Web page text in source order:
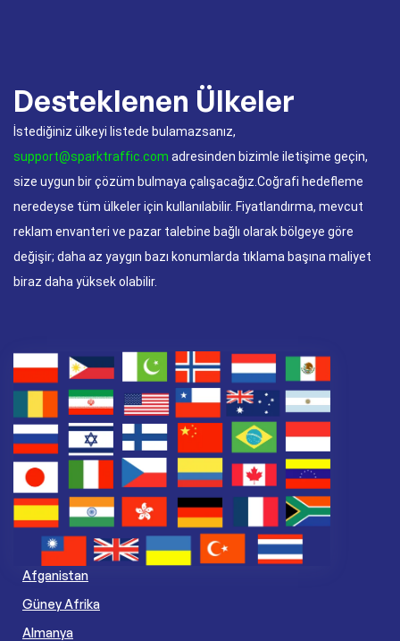
Desteklenen Ülkeler
İstediğiniz ülkeyi listede bulamazsanız,
support@sparktraffic.com adresinden bizimle iletişime geçin,
size uygun bir çözüm bulmaya çalışacağız.Coğrafi hedefleme
neredeyse tüm ülkeler için kullanılabilir. Fiyatlandırma, mevcut
reklam envanteri ve pazar talebine bağlı olarak bölgeye göre
değişir; daha az yaygın bazı konumlarda tıklama başına maliyet
biraz daha yüksek olabilir.
Afganistan
Güney Afrika
Almanya